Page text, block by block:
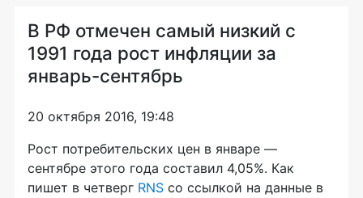
В РФ отмечен самый низкий с
1991 года рост инфляции за
январь-сентябрь
20 октября 2016, 19:48
Рост потребительских цен в январе —
сентябре этого года составил 4,05%. Как
пишет в четверг RNS со ссылкой на данные в